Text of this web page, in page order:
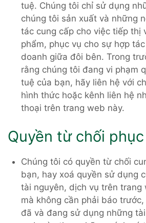
tuệ. Chúng tôi chỉ sử dụng
chúng tôi sản xuất và những
tác cung cấp cho việc tiếp thị
phẩm, phục vụ cho sự hợp
doanh giữa đôi bên. Trong
rằng chúng tôi đang vi phạm
tuệ của bạn, hãy liên hệ với
hình thức hoặc kênh liên hệ
thoại trên trang web này.
Quyền từ chối
Chúng tôi có quyền từ chối
bạn, hay xoá quyền sử dụng
tài nguyên, dịch vụ trên trang
mà không cần phải báo
đã và đang sử dụng những